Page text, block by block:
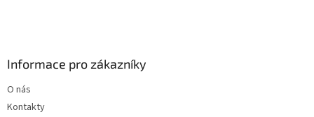
Informace pro zákazníky
O nás
Kontakty